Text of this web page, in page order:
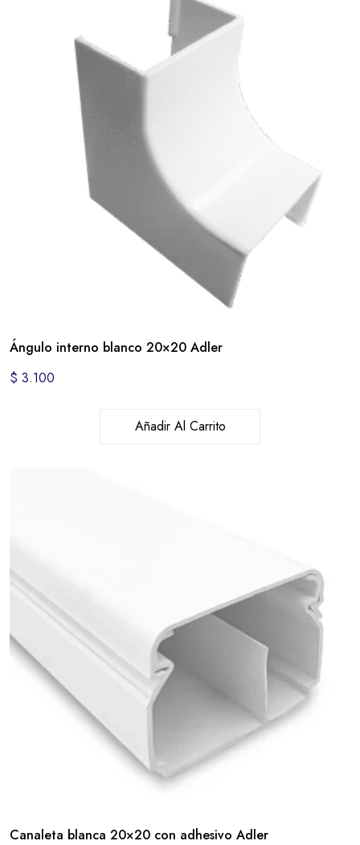
Ángulo interno blanco 20×20 Adler
$ 3.100
Añadir Al Carrito
Canaleta blanca 20×20 con adhesivo Adler